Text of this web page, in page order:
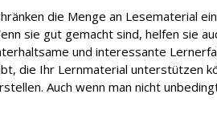
die Menge an Lesematerial
sie gut gemacht sind, helfen sie
und interessante
die Ihr Lernmaterial unterstützen
Auch wenn man nicht